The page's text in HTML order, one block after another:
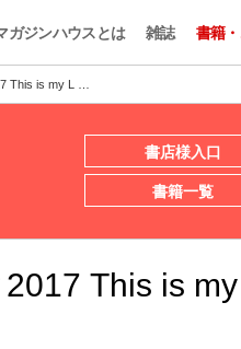
ガジンハウスとは 雑誌 書籍
This is my L …
書店様入口
書籍一覧
This is